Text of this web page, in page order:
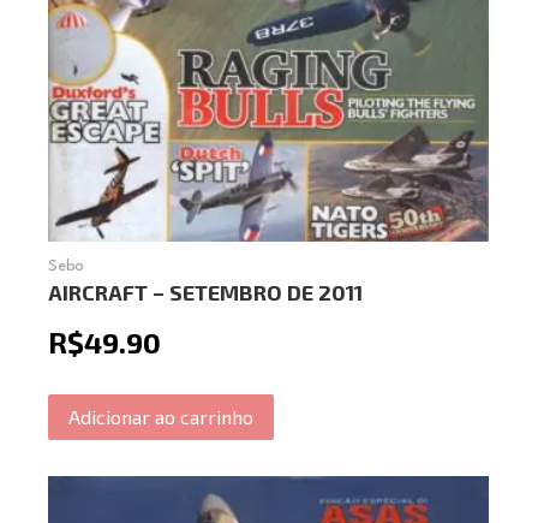
Sebo
AIRCRAFT – SETEMBRO DE 2011
R$49.90
Adicionar ao carrinho